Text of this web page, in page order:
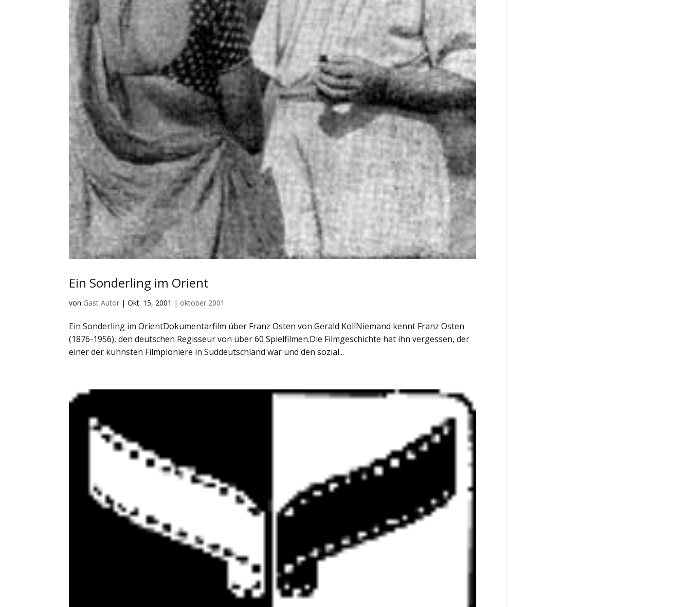
Ein Sonderling im Orient
von Gast Autor |Okt. 15, 2001 | oktober 2001
Ein Sonderling im OrientDokumentarfilm über Franz Osten von Gerald KollNiemand kennt Franz Osten
(1876-1956), den deutschen Regisseur von über 60 Spielfilmen.Die Filmgeschichte hat ihn vergessen, der
einer der kühnsten Filmpioniere in Süddeutschland war und den sozial...